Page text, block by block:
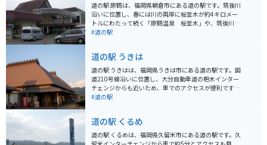
道の駅 原鶴は、福岡県朝倉市にある道の駅です。筑後川
沿いに位置し、春には川の両岸に桜並木が約4キロメー
トルにわたって続く「原鶴温泉 桜並木」や、筑後川の
雄大な流れを背景にそびえる奇岩「立羽田の景」など、
果物、地元産の食材を使った料理を楽しむことができま
す。特におすすめは、地元産のブランド豚「はかた地ど
り」を使った料理です。 バイクで訪れる場合は、道の駅
の駐車場にバイク専用の駐車スペースがあります。ま
た、周辺には、耶馬溪や英彦山など、ツーリングに最適
る、おすすめの道の駅です。
#道の駅
道の駅 うきは
道の駅 うきはは、福岡県うきは市にある道の駅です。国
道210号線沿いに位置し、大分自動車道の杷木インター
チェンジからも近いため、車でのアクセスが便利です。
道の駅 うきはは、地元の農産物直売所が充実しており、
ご狩りやぶどう狩りを楽しむこともできます。また、レ
ストランでは、地元の食材を使った料理が味わえます。
バイクで訪れる場合、道の駅 うきはは駐車場も広く、休
#道の駅
道の駅 くるめ
道の駅 くるめは、福岡県久留米市にある道の駅です。久